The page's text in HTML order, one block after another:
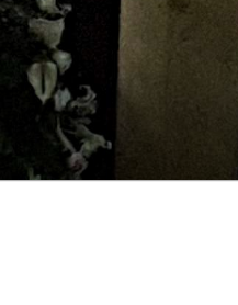
Saltar
contenido